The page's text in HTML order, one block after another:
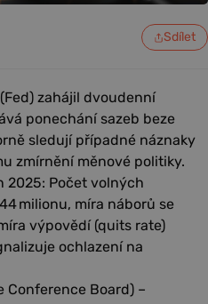
Sdílet
zahájil dvoudenní
ponechání sazeb beze
sledují případné náznaky
zmírnění měnové politiky.
2025: Počet volných
milionu, míra náborů se
výpovědí (quits rate)
ochlazení na
Conference Board) –